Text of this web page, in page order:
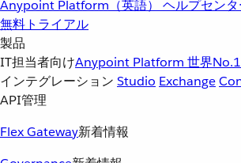
Anypoint Platform（英語） ヘルプセンタ
無料トライアル
製品
IT担当者向けAnypoint Platform 世界
インテグレーション Studio Exchange
API管理
Flex Gateway新着情報